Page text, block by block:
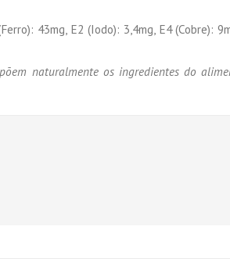
43mg, E2 (Iodo): 3,4mg, E4 (Cobre):
naturalmente os ingredientes do